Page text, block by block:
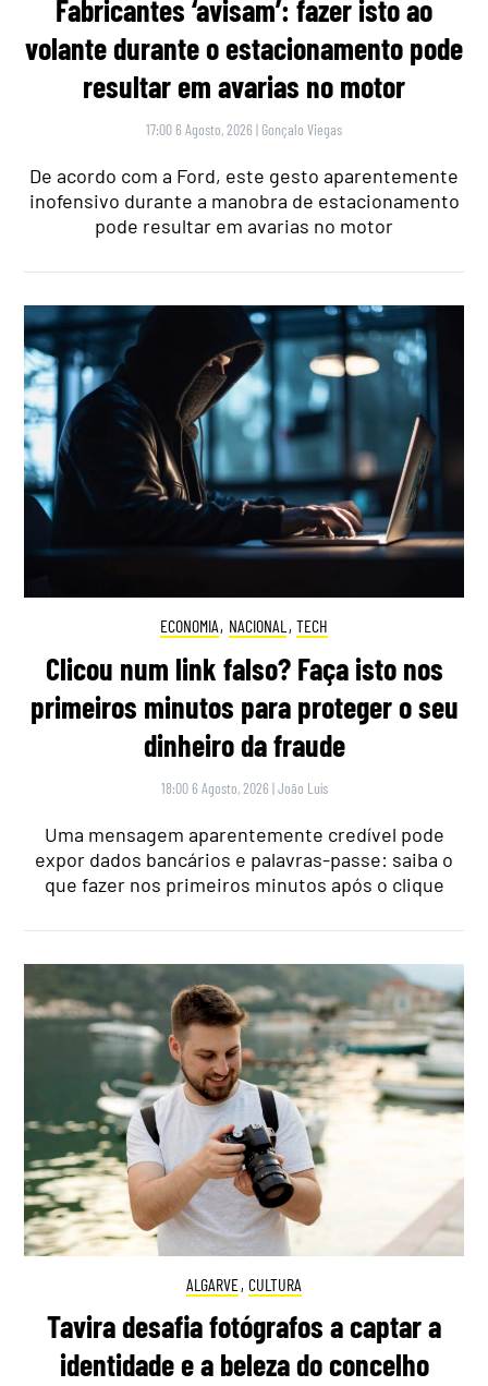
Fabricantes ‘avisam’: fazer isto ao
volante durante o estacionamento pode
resultar em avarias no motor
17:00 6 Agosto, 2026 | Gonçalo Viegas
De acordo com a Ford, este gesto aparentemente
inofensivo durante a manobra de estacionamento
pode resultar em avarias no motor
ECONOMIA, NACIONAL , TECH
Clicou num link falso? Faça isto nos
primeiros minutos para proteger o seu
dinheiro da fraude
18:00 6 Agosto, 2026 |João Luís
Uma mensagem aparentemente credível pode
expor dados bancários e palavras-passe: saiba o
que fazer nos primeiros minutos após o clique
ALGARVE, CULTURA
Tavira desafia fotógrafos a captar a
identidade e a beleza do concelho